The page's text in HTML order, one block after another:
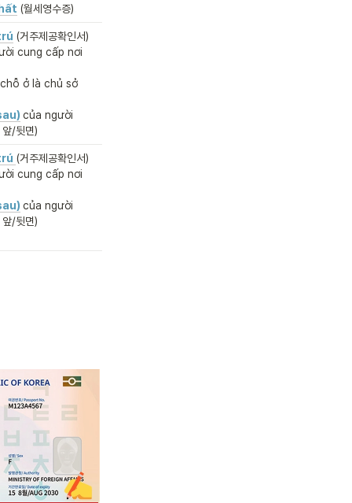
(월세영수증)
cung cấp nơi
ở là chủ sở
của người
/뒷면)
(거주제공확인서)
cung cấp nơi
của người
/뒷면)